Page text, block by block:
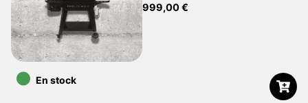
999,00€
•En stock